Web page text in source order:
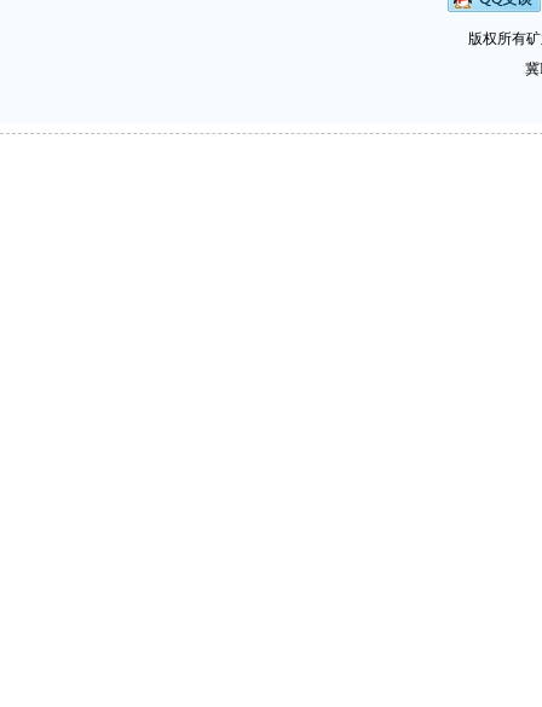
版权所有
冀